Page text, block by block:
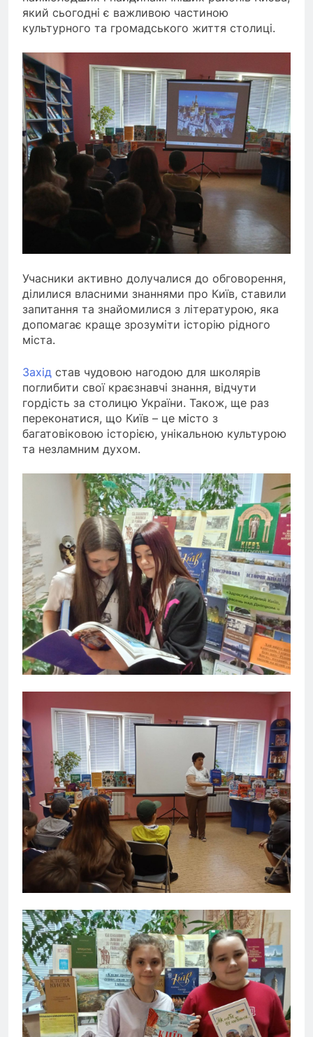
який сьогодні є важливою частиною
культурного та громадського життя столиці.
Учасники активно долучалися до обговорення,
ділилися власними знаннями про Київ, ставили
запитання та знайомилися з літературою, яка
допомагає краще зрозуміти історію рідного
міста.
Захід став чудовою нагодою для школярів
поглибити свої краєзнавчі знання, відчути
гордість за столицю України. Також, ще раз
переконатися, що Київ – це місто з
багатовіковою історією, унікальною культурою
та незламним духом.